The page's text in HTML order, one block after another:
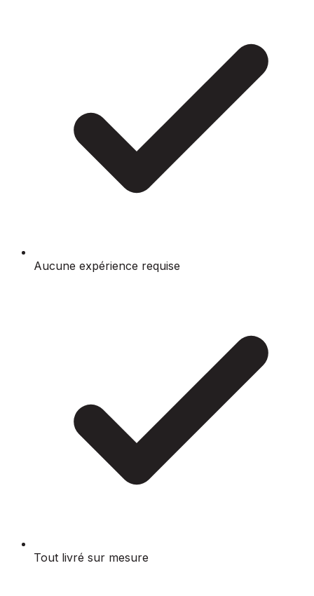
Aucune expérience requise
Tout livré sur mesure